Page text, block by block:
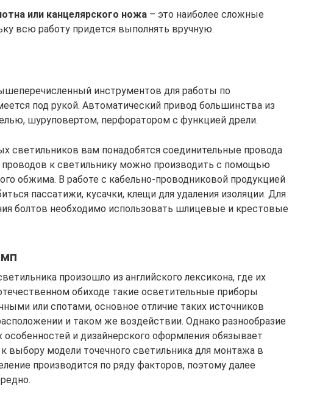
или канцелярского ножа – это наиболее сложные
всю работу придется выполнять вручную.
инструментов для работы по
под рукой. Автоматический привод большинства из
шуруповертом, перфоратором с функцией дрели.
светильников вам понадобятся соединительные провода
проводов к светильнику можно производить с помощью
обжима. В работе с кабельно-проводниковой продукцией
пассатижи, кусачки, клещи для удаления изоляции. Для
болтов необходимо использовать шлицевые и крестовые
произошло из английского лексикона, где их
обиходе такие осветительные приборы
или спотами, основное отличие таких источников
и таком же воздействии. Однако разнообразие
и дизайнерского оформления обязывает
выбору модели точечного светильника для монтажа в
производится по ряду факторов, поэтому далее